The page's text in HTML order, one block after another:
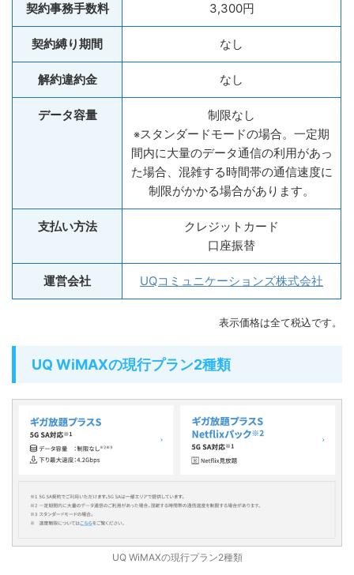
契約事務手数料 3,300円
契約縛り期間 なし
解約違約金 なし
データ容量 制限なし
※スタンダードモードの場合。一定期
間内に大量のデータ通信の利用があっ
た場合、混雑する時間帯の通信速度に
制限がかかる場合があります。
支払い方法
クレジットカード
口座振替
運営会社 UQコミュニケーションズ株式会社
表示価格は全て税込です。
UQ WiMAXの現行プラン2種類
UQ WiMAXの現行プラン2種類